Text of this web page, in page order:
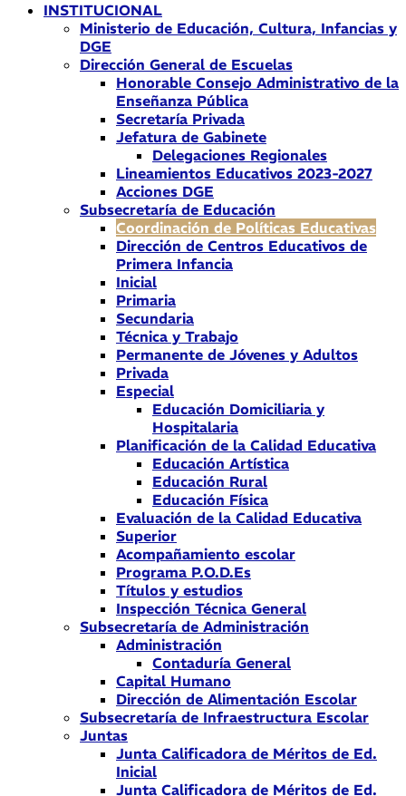
INSTITUCIONAL
Ministerio de Educación, Cultura, Infancias y
DGE
Dirección General de Escuelas
Honorable Consejo Administrativo de la
Enseñanza Pública
Secretaría Privada
Jefatura de Gabinete
Delegaciones Regionales
Lineamientos Educativos 2023-2027
Acciones DGE
Subsecretaría de Educación
Coordinación de Políticas Educativas
Dirección de Centros Educativos de
Primera Infancia
Inicial
Primaria
Secundaria
Técnica y Trabajo
Permanente de Jóvenes y Adultos
Privada
Especial
Educación Domiciliaria y
Hospitalaria
Planificación de la Calidad Educativa
Educación Artística
Educación Rural
Educación Física
Evaluación de la Calidad Educativa
Superior
Acompañamiento escolar
Programa P.O.D.Es
Títulos y estudios
Inspección Técnica General
Subsecretaría de Administración
Administración
Contaduría General
Capital Humano
Dirección de Alimentación Escolar
Subsecretaría de Infraestructura Escolar
Juntas
Junta Calificadora de Méritos de Ed.
Inicial
Junta Calificadora de Méritos de Ed.